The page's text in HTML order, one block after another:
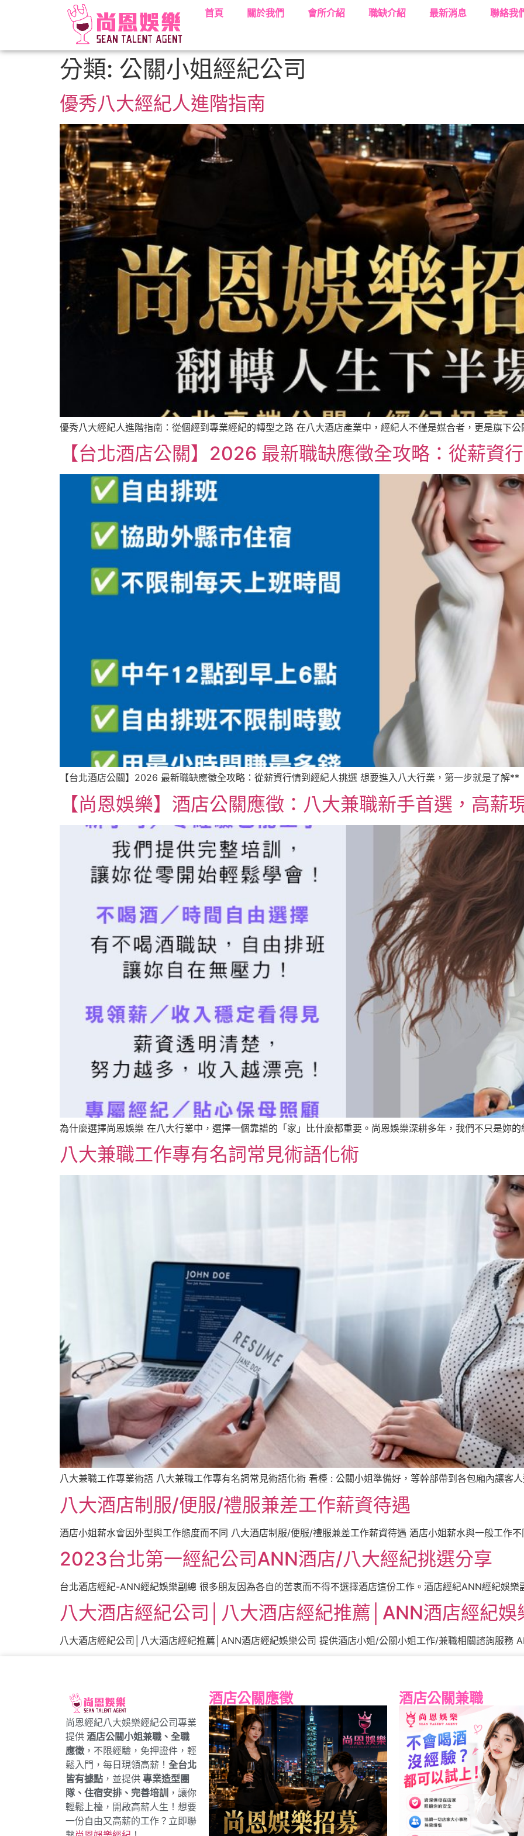
首頁 關於我們 會所介紹 職缺介紹 最新消息 聯絡我
分類: 公關小姐經紀公司
優秀八大經紀人進階指南
優秀八大經紀人進階指南：從個經到專業經紀的轉型之路 在八大酒店產業中，經紀人不僅是媒合者，更是旗下
【台北酒店公關】2026 最新職缺應徵全攻略：從薪資
【台北酒店公關】2026 最新職缺應徵全攻略：從薪資行情到經紀人挑選 想要進入八大行業，第一步就是了解
【尚恩娛樂】酒店公關應徵：八大兼職新手首選，高薪
為什麼選擇尚恩娛樂 在八大行業中，選擇一個靠譜的「家」比什麼都重要。尚恩娛樂深耕多年，我們不只是妳
八大兼職工作專有名詞常見術語化術
八大兼職工作專業術語 八大兼職工作專有名詞常見術語化術 看檯 : 公關小姐準備好，等幹部帶到各包廂內讓客
八大酒店制服/便服/禮服兼差工作薪資待遇
酒店小姐薪水會因外型與工作態度而不同 八大酒店制服/便服/禮服兼差工作薪資待遇 酒店小姐薪水與一般工作
2023台北第一經紀公司ANN酒店/八大經紀挑選分享
台北酒店經紀-ANN經紀娛樂副總 很多朋友因為各自的苦衷而不得不選擇酒店這份工作。酒店經紀ANN經紀娛
八大酒店經紀公司│八大酒店經紀推薦│ANN酒店經紀娛
八大酒店經紀公司│八大酒店經紀推薦│ANN酒店經紀娛樂公司 提供酒店小姐/公關小姐工作/兼職相關諮詢服務
尚恩經紀八大娛樂經紀公司專業
提供 酒店公關小姐兼職、全職
應徵 ，不限經驗，免押證件，輕
鬆入門，每日現領高薪！ 全台北
皆有據點 ，並提供 專業造型團
隊、住宿安排、完善培訓
，讓你
輕鬆上檯，開啟高薪人生！想要
一份自由又高薪的工作？立即聯
酒店公關應徵 酒店公關兼職